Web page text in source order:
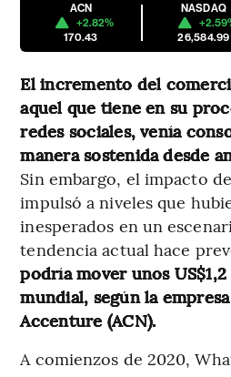
ACN
+2.82%
170.43
NASDAQ
26,584.99
El incremento del
aquel que tiene en su
redes sociales, venía
manera sostenida desde
Sin embargo, el impacto
impulsó a niveles que
inesperados en un
tendencia actual hace
podría mover unos
mundial, según la
Accenture (ACN).
A comienzos de 2020,